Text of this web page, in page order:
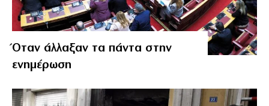
Όταν άλλαξαν τα πάντα στην
ενημέρωση